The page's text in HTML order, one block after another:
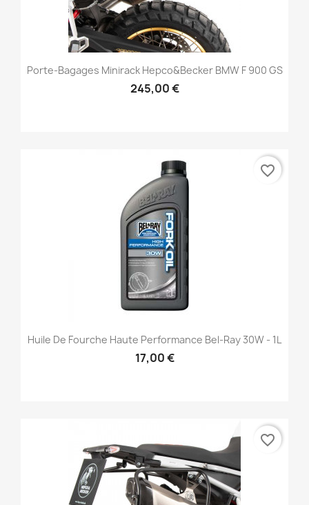
Porte-Bagages Minirack Hepco&Becker BMW F 900 GS
245,00 €
Huile De Fourche Haute Performance Bel-Ray 30W - 1L
17,00 €
favorite_border
favorite_border